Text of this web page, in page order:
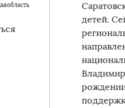
детей.